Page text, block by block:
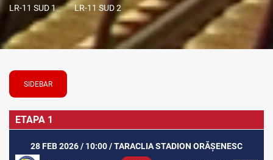
LR-11 SUD 1 LR-11 SUD 2
SIDEBAR
ETAPA 1
28 FEB 2026 / 10:00 / TARACLIA STADION ORĂȘENESC